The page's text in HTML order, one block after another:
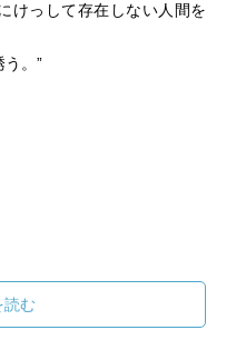
けっして存在しない人間を
。”
読む